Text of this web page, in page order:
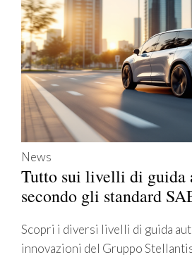
News
Tutto sui livelli di guida
secondo gli standard
Scopri i diversi livelli di guida
innovazioni del Gruppo